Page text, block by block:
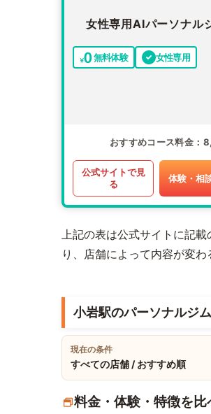
女性専用AIパーソナル
無料体験 女性専用
おすすめコース料金
公式サイトで見
る
体験・相
上記の表は公式サイトに記
り、店舗によって内容が変
小岩駅のパーソナルジ
現在の条件
すべての店舗 / おすすめ順
料金・体験・特徴を比